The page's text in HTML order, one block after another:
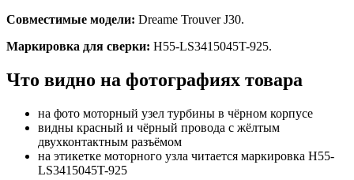
Совместимые модели: Dreame Trouver J30.
Маркировка для сверки: H55-LS3415045T-925.
Что видно на фотографиях товара
на фото моторный узел турбины в чёрном корпусе
видны красный и чёрный провода с жёлтым
двухконтактным разъёмом
на этикетке моторного узла читается маркировка H55-
LS3415045T-925